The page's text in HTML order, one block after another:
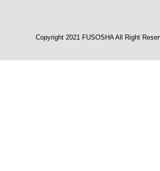
Copyright 2021 FUSOSHA All Right